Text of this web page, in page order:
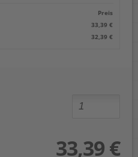
Preis
33,39 €
32,39 €
33,39 €